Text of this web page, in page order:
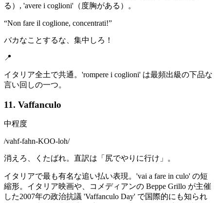
る）, 'avere i coglioni'（度胸がある）。
“Non fare il coglione, concentrati!”
バカなことするな、集中しろ！
📍
イタリア全土で共通。'rompere i coglioni' は最頻出級の下品な
言い回しの一つ。
11. Vaffanculo
中程度
/vahf-fahn-KOO-loh/
消えろ、くたばれ。直訳は「尻でやりに行け」。
イタリアで最も有名な追い払い表現。'vai a fare in culo' の短
縮形。イタリア映画や、コメディアンの Beppe Grillo が主催
した2007年の政治抗議 'Vaffanculo Day' で国際的にも知られ